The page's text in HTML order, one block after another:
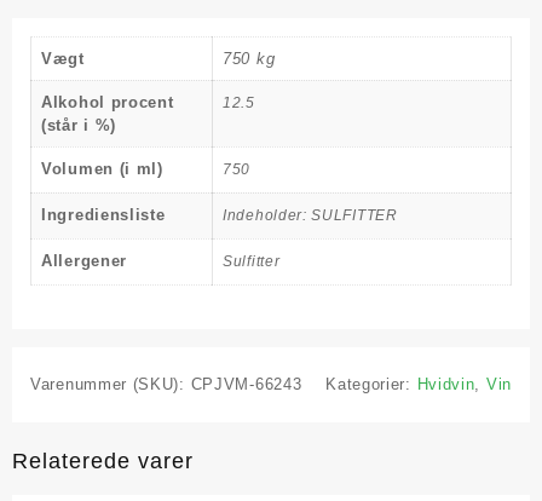
Vægt 750 kg
Alkohol procent
(står i %)
12.5
Volumen (i ml) 750
Ingrediensliste Indeholder: SULFITTER
Allergener Sulfitter
Varenummer (SKU): CPJVM-66243 Kategorier: Hvidvin, Vin
Relaterede varer